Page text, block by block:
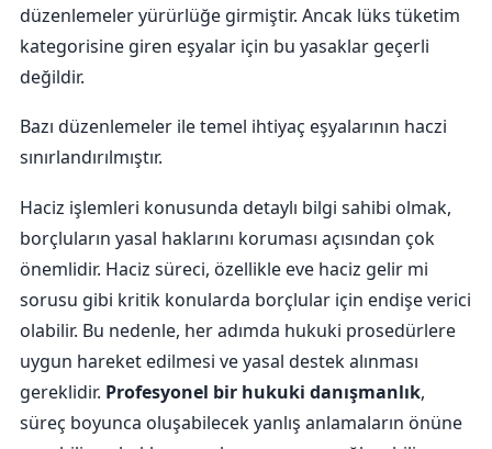
düzenlemeler yürürlüğe girmiştir. Ancak lüks tüketim
kategorisine giren eşyalar için bu yasaklar geçerli
değildir.
Bazı düzenlemeler ile temel ihtiyaç eşyalarının haczi
sınırlandırılmıştır.
Haciz işlemleri konusunda detaylı bilgi sahibi olmak,
borçluların yasal haklarını koruması açısından çok
önemlidir. Haciz süreci, özellikle eve haciz gelir mi
sorusu gibi kritik konularda borçlular için endişe verici
olabilir. Bu nedenle, her adımda hukuki prosedürlere
uygun hareket edilmesi ve yasal destek alınması
gereklidir. Profesyonel bir hukuki danışmanlık,
süreç boyunca oluşabilecek yanlış anlamaların önüne